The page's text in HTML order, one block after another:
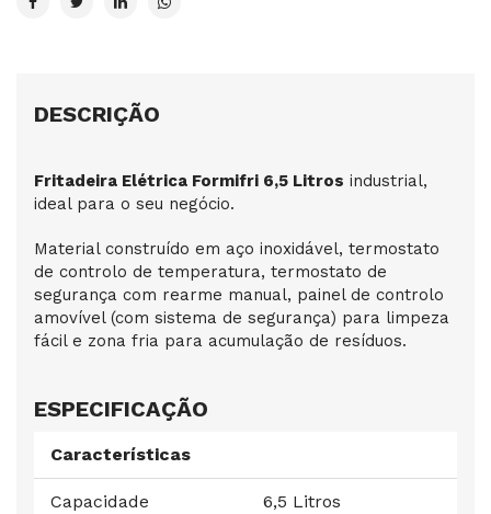
DESCRIÇÃO
Fritadeira Elétrica Formifri 6,5 Litros industrial,
ideal para o seu negócio.
Material construído em aço inoxidável, termostato
de controlo de temperatura, termostato de
segurança com rearme manual, painel de controlo
amovível (com sistema de segurança) para limpeza
fácil e zona fria para acumulação de resíduos.
ESPECIFICAÇÃO
Características
Capacidade 6,5 Litros